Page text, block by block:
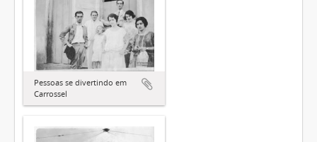
Pessoas se divertindo em
Carrossel